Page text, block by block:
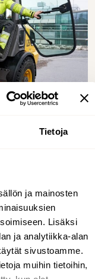
Tietoja
ja mainosten
Lisäksi
ja analytiikka-alan
sivustoamme.
muihin tietoihin,
in­fran